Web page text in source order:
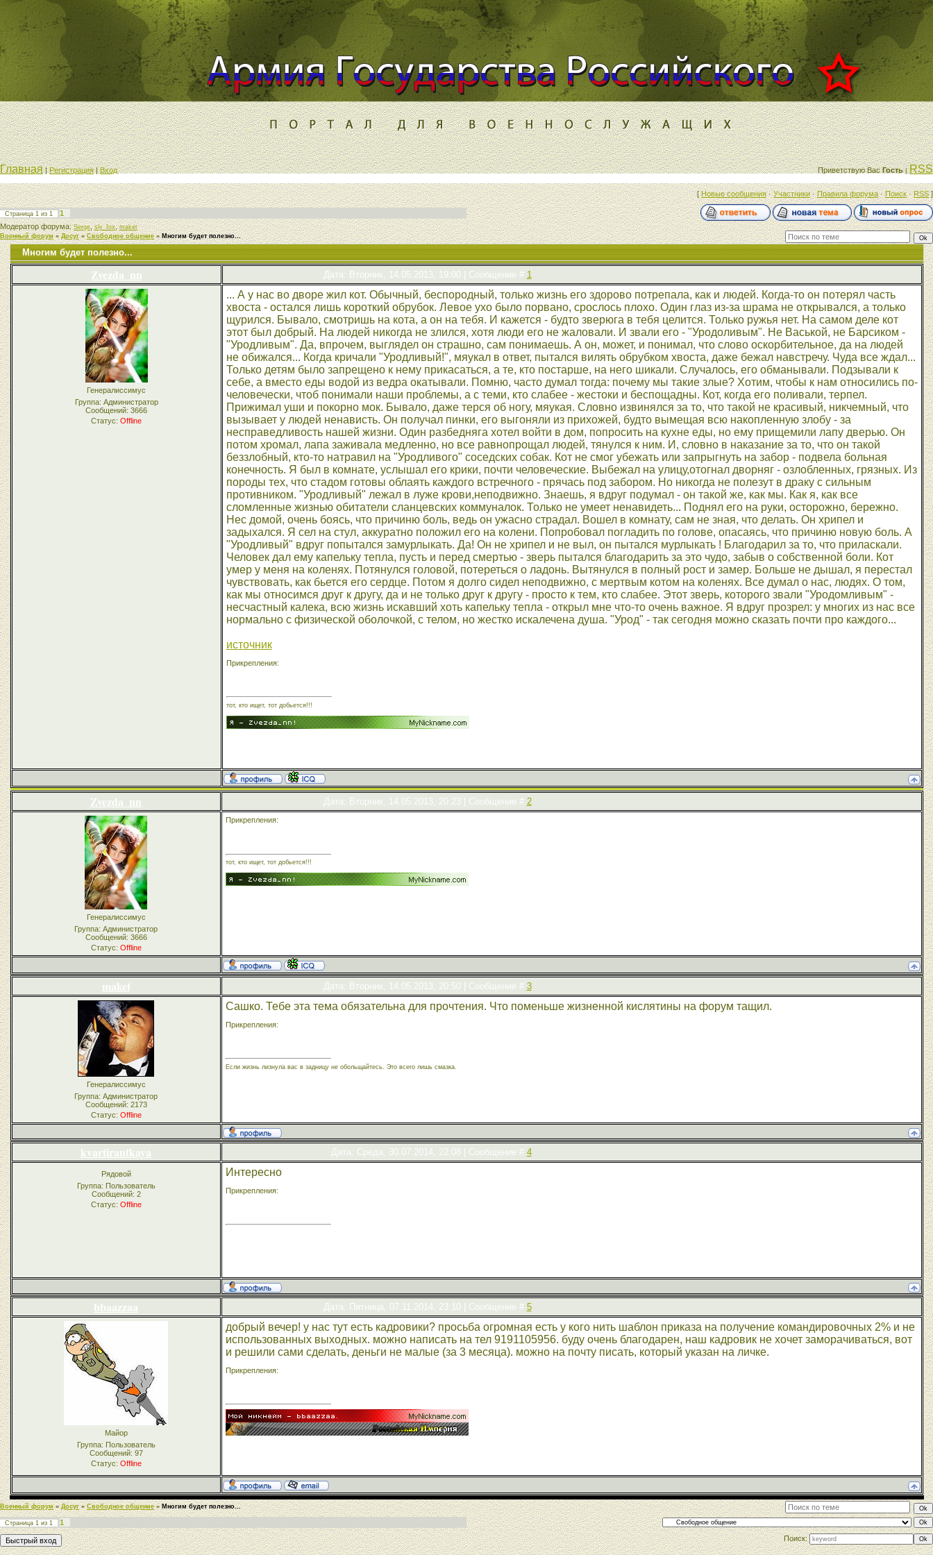
Главная|Регистрация|Вход Приветствую Вас Гость |RSS
[Новые сообщения·Участники·Правила форума·Поиск·RSS]
Страница 1 из 1
1
Модератор форума:Serge,sly_fox,maket
Военный форум » Досуг » Свободное общение » Многим будет полезно...
Многим будет полезно...
Zvezda_nn Дата: Вторник, 14.05.2013, 19:00 | Сообщение # 1
Генералиссимус
Группа: Администратор
Сообщений: 3666
Статус: Offline
... А у нас во дворе жил кот. Обычный, беспородный, только жизнь его здорово потрепала, как и людей. Когда-то он потерял часть
хвоста - остался лишь короткий обрубок. Левое ухо было порвано, срослось плохо. Один глаз из-за шрама не открывался, а только
щурился. Бывало, смотришь на кота, а он на тебя. И кажется - будто зверюга в тебя целится. Только ружья нет. На самом деле кот
этот был добрый. На людей никогда не злился, хотя люди его не жаловали. И звали его - "Уродоливым". Не Васькой, не Барсиком -
"Уродливым". Да, впрочем, выглядел он страшно, сам понимаешь. А он, может, и понимал, что слово оскорбительное, да на людей
не обижался... Когда кричали "Уродливый!", мяукал в ответ, пытался вилять обрубком хвоста, даже бежал навстречу. Чуда все ждал...
Только детям было запрещено к нему прикасаться, а те, кто постарше, на него шикали. Случалось, его обманывали. Подзывали к
себе, а вместо еды водой из ведра окатывали. Помню, часто думал тогда: почему мы такие злые? Хотим, чтобы к нам относились по-
человечески, чтоб понимали наши проблемы, а с теми, кто слабее - жестоки и беспощадны. Кот, когда его поливали, терпел.
Прижимал уши и покорно мок. Бывало, даже терся об ногу, мяукая. Словно извинялся за то, что такой не красивый, никчемный, что
вызывает у людей ненависть. Он получал пинки, его выгоняли из прихожей, будто вымещая всю накопленную злобу - за
несправедливость нашей жизни. Один разбедняга хотел войти в дом, попросить на кухне еды, но ему прищемили лапу дверью. Он
потом хромал, лапа заживала медленно, но все равнопрощал людей, тянулся к ним. И, словно в наказание за то, что он такой
беззлобный, кто-то натравил на "Уродливого" соседских собак. Кот не смог убежать или запрыгнуть на забор - подвела больная
конечность. Я был в комнате, услышал его крики, почти человеческие. Выбежал на улицу,отогнал дворняг - озлобленных, грязных. Из
породы тех, что стадом готовы облаять каждого встречного - прячась под забором. Но никогда не полезут в драку с сильным
противником. "Уродливый" лежал в луже крови,неподвижно. Знаешь, я вдруг подумал - он такой же, как мы. Как я, как все
сломленные жизнью обитатели сланцевских коммуналок. Только не умеет ненавидеть... Поднял его на руки, осторожно, бережно.
Нес домой, очень боясь, что причиню боль, ведь он ужасно страдал. Вошел в комнату, сам не зная, что делать. Он хрипел и
задыхался. Я сел на стул, аккуратно положил его на колени. Попробовал погладить по голове, опасаясь, что причиню новую боль. А
"Уродливый" вдруг попытался замурлыкать. Да! Он не хрипел и не выл, он пытался мурлыкать ! Благодарил за то, что приласкали.
Человек дал ему капельку тепла, пусть и перед смертью - зверь пытался благодарить за это чудо, забыв о собственной боли. Кот
умер у меня на коленях. Потянулся головой, потереться о ладонь. Вытянулся в полный рост и замер. Больше не дышал, я перестал
чувствовать, как бьется его сердце. Потом я долго сидел неподвижно, с мертвым котом на коленях. Все думал о нас, людях. О том,
как мы относимся друг к другу, да и не только друг к другу - просто к тем, кто слабее. Этот зверь, которого звали "Уродомливым" -
несчастный калека, всю жизнь искавший хоть капельку тепла - открыл мне что-то очень важное. Я вдруг прозрел: у многих из нас все
нормально с физической оболочкой, с телом, но жестко искалечена душа. "Урод" - так сегодня можно сказать почти про каждого...
источник
Прикрепления:
тот, кто ищет, тот добьется!!!
Zvezda_nn Дата: Вторник, 14.05.2013, 20:23 | Сообщение # 2
Генералиссимус
Группа: Администратор
Сообщений: 3666
Статус: Offline
Прикрепления:
тот, кто ищет, тот добьется!!!
maket Дата: Вторник, 14.05.2013, 20:50 | Сообщение # 3
Генералиссимус
Группа: Администратор
Сообщений: 2173
Статус: Offline
Сашко. Тебе эта тема обязательна для прочтения. Что поменьше жизненной кислятины на форум тащил.
Прикрепления:
Если жизнь лизнула вас в задницу не обольщайтесь. Это всего лишь смазка.
kvartirantkaya Дата: Среда, 30.07.2014, 22:08 | Сообщение # 4
Рядовой
Группа: Пользователь
Сообщений: 2
Статус: Offline
Интересно
Прикрепления:
bbaazzaa Дата: Пятница, 07.11.2014, 23:10 | Сообщение # 5
Майор
Группа: Пользователь
Сообщений: 97
Статус: Offline
добрый вечер! у нас тут есть кадровики? просьба огромная есть у кого нить шаблон приказа на получение командировочных 2% и не
использованных выходных. можно написать на тел 9191105956. буду очень благодарен, наш кадровик не хочет заморачиваться, вот
и решили сами сделать, деньги не малые (за 3 месяца). можно на почту писать, который указан на личке.
Прикрепления:
Военный форум » Досуг » Свободное общение » Многим будет полезно...
Страница 1 из 1
1
Поиск: